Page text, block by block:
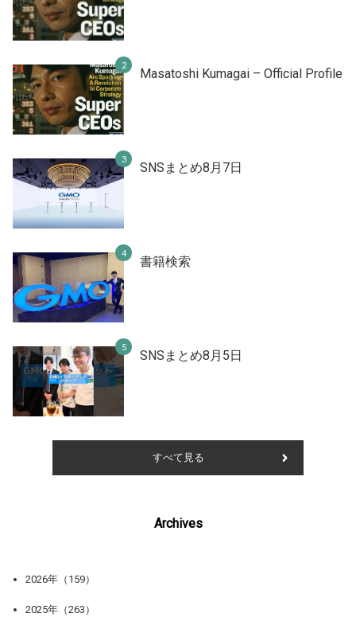
Masatoshi Kumagai – Official Profile
SNSまとめ8月7日
書籍検索
SNSまとめ8月5日
すべて見る
Archives
2026年（159）
2025年（263）